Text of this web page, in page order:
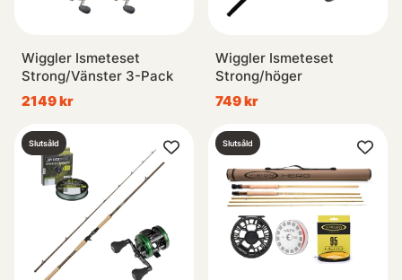
Wiggler Ismeteset
Strong/Vänster 3-Pack
2149 kr
Wiggler Ismeteset
Strong/höger
749 kr
Slutsåld Slutsåld